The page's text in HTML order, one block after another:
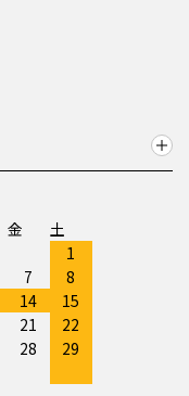
金
土
1
7
8
14
15
21
22
28
29